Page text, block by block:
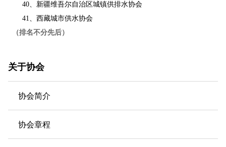
关于协会
协会简介
协会章程
40、新疆维吾尔自治区城镇供排水协会
41、西藏城市供水协会
（排名不分先后）